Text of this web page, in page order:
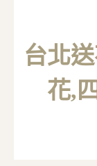
台北
花,